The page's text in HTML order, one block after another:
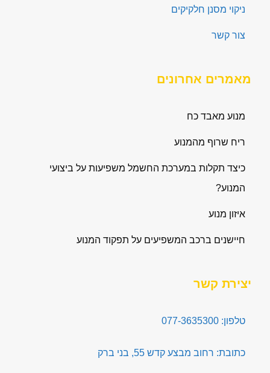
ניקוי מסנן חלקיקים
צור קשר
מאמרים אחרונים
מנוע מאבד כח
ריח שרוף מהמנוע
כיצד תקלות במערכת החשמל משפיעות על ביצועי
המנוע?
איזון מנוע
חיישנים ברכב המשפיעים על תפקוד המנוע
יצירת קשר
טלפון: 077-3635300
כתובת: רחוב מבצע קדש 55, בני ברק